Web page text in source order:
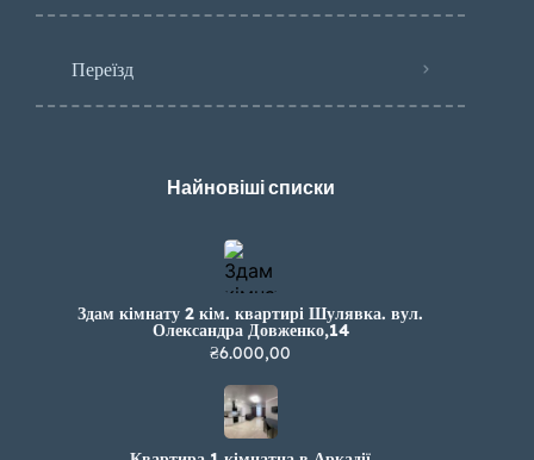
Переїзд
Найновіші списки
Здам кімнату 2 кім. квартирі Шулявка. вул.
Олександра Довженко,14
₴6.000,00